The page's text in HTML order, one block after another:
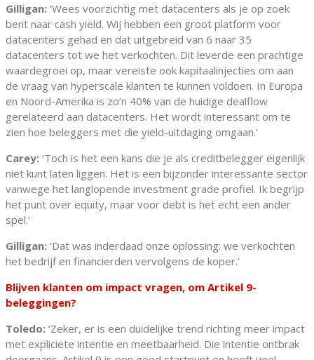
Gilligan: ‘Wees voorzichtig met datacenters als je op zoek
bent naar cash yield. Wij hebben een groot platform voor
datacenters gehad en dat uitgebreid van 6 naar 35
datacenters tot we het verkochten. Dit leverde een prachtige
waardegroei op, maar vereiste ook kapitaalinjecties om aan
de vraag van hyperscale klanten te kunnen voldoen. In Europa
en Noord-Amerika is zo’n 40% van de huidige dealflow
gerelateerd aan datacenters. Het wordt interessant om te
zien hoe beleggers met die yield-uitdaging omgaan.’
Carey: ‘Toch is het een kans die je als creditbelegger eigenlijk
niet kunt laten liggen. Het is een bijzonder interessante sector
vanwege het langlopende investment grade profiel. Ik begrijp
het punt over equity, maar voor debt is het echt een ander
spel.’
Gilligan: ‘Dat was inderdaad onze oplossing: we verkochten
het bedrijf en financierden vervolgens de koper.’
Blijven klanten om impact vragen, om Artikel 9-
beleggingen?
Toledo: ‘Zeker, er is een duidelijke trend richting meer impact
met expliciete intentie en meetbaarheid. Die intentie ontbrak